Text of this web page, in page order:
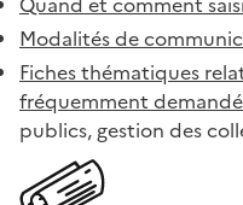
Modalités de
Fiches thématiques
fréquemment
publics, gestion des